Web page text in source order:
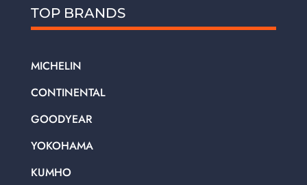
TOP BRANDS
MICHELIN
CONTINENTAL
GOODYEAR
YOKOHAMA
KUMHO